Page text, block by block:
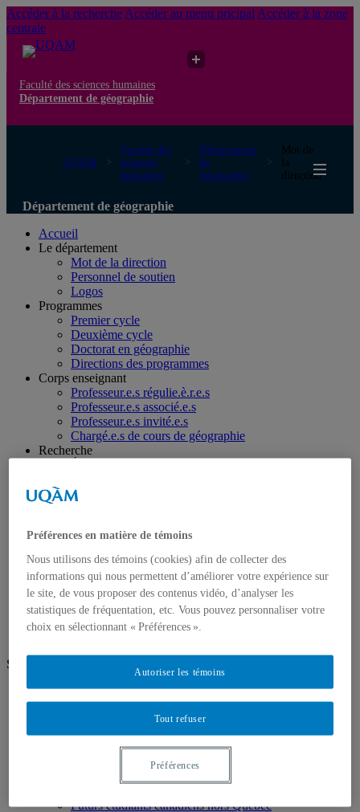
Accéder à la recherche Accéder au menu pricipal Accéder à la zone
centrale
Faculté des sciences humaines
Département de géographie
UQAM
Faculté des
sciences
humaines
Département
de
géographie
Mot de
la
direction
Département de géographie
Accueil
Le département
Mot de la direction
Personnel de soutien
Logos
Programmes
Premier cycle
Deuxième cycle
Doctorat en géographie
Directions des programmes
Corps enseignant
Professeur.e.s régulie.è.r.e.s
Professeur.e.s associé.e.s
Professeur.e.s invité.e.s
Chargé.e.s de cours de géographie
Recherche
Axes de recherche
Laboratoires
Médias
Géographie à UQAM.tv
Revue de presse
Nous joindre
Suivez-nous
Facebook
Instagram
Étudier en géographie
Futurs étudiants canadiens hors Québec
Préférences en matière de témoins
Nous utilisons des témoins (cookies) afin de collecter des
informations qui nous permettent d’améliorer votre expérience sur
le site, de vous proposer des contenus vidéo, d’analyser les
statistiques de fréquentation, etc. Vous pouvez personnaliser votre
choix en sélectionnant « Préférences ».
Tout refuser
Autoriser les témoins
Préférences